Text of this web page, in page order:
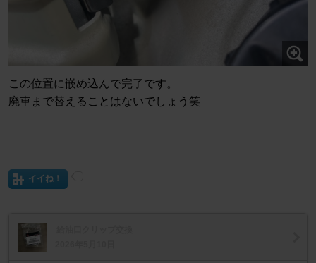
この位置に嵌め込んで完了です。
廃車まで替えることはないでしょう笑
イイね！